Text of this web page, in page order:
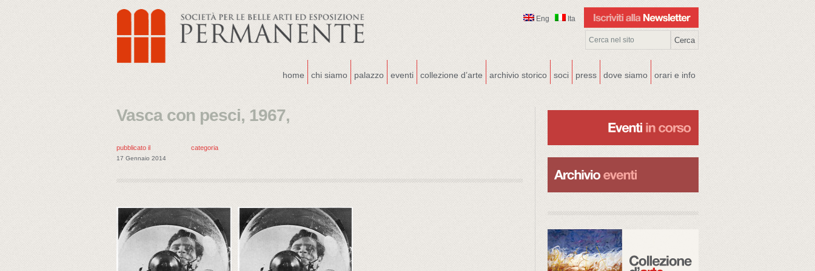
Eng Ita
home chi siamo palazzo eventi collezione d’arte archivio storico soci press dove siamo orari e info
Vasca con pesci, 1967,
pubblicato il
17 Gennaio 2014
categoria